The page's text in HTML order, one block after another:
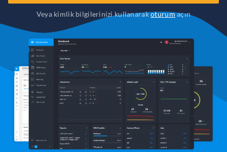
Veya kimlik bilgilerinizi kullanarakoturumaçın